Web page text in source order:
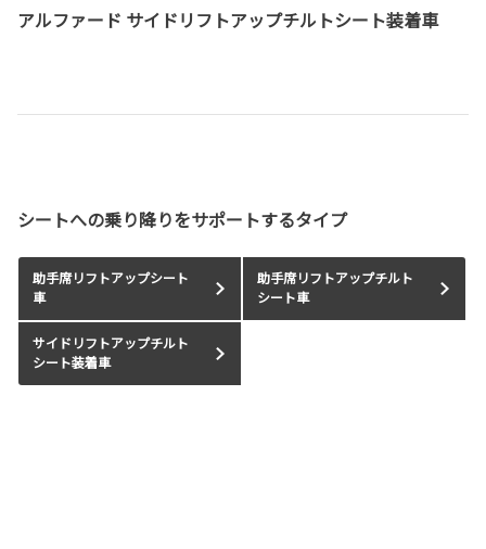
アルファード サイドリフトアップチルトシート装着車
シートへの乗り降りをサポートするタイプ
助手席リフトアップシート
車
助手席リフトアップチルト
シート車
サイドリフトアップチルト
シート装着車